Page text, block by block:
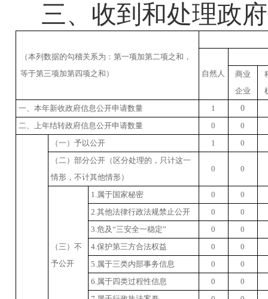
三、收到和处理政
（本列数据的勾稽关系为：第一项加第二项之和，
等于第三项加第四项之和）
自然人
商业
企业
一、本年新收政府信息公开申请数量
1
0
二、上年结转政府信息公开申请数量
0 0
（一）予以公开 1
0
（二）部分公开 （区分处理的，只计这一
情形，不计其他情形）
0 0
（三）不
予公开
1.属于国家秘密 0
0
2.其他法律行政法规禁止公开 0
0
3.危及“三安全一稳定” 0
0
4.保护第三方合法权益 0
0
5.属于三类内部事务信息 0
0
6.属于四类过程性信息 0
0